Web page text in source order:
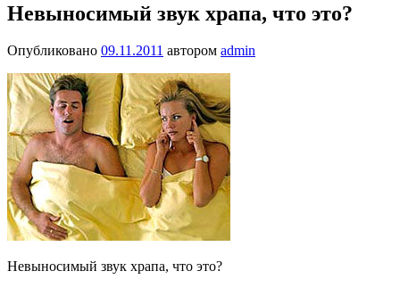
Невыносимый звук храпа, что это?
Опубликовано 09.11.2011 автором admin
Невыносимый звук храпа, что это?